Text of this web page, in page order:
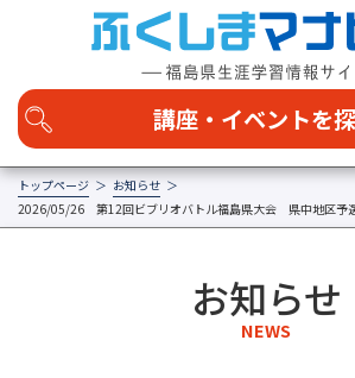
講座・イベントを
カテゴリを選択する
自然・
芸術・
国際交
トップページ
お知らせ
2026/05/26 第12回ビブリオバトル福島県大会 県中地区予
お知らせ
NEWS